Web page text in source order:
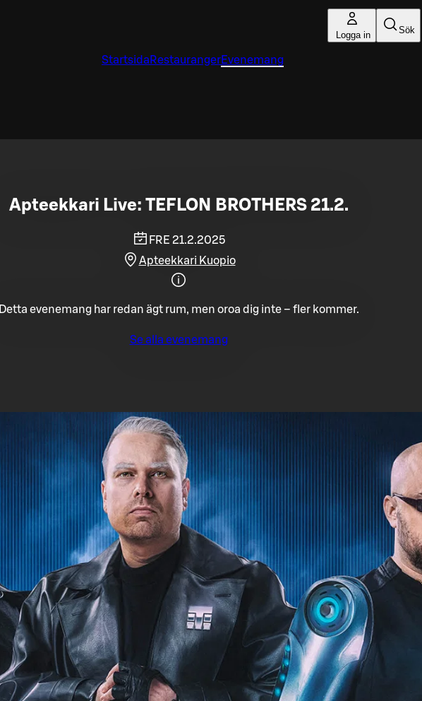
Logga in Sök
Startsida RestaurangerEvenemang
Apteekkari Live: TEFLON BROTHERS 21.2.
FRE 21.2.2025
Apteekkari Kuopio
Detta evenemang har redan ägt rum, men oroa dig inte – fler kommer.
Se alla evenemang